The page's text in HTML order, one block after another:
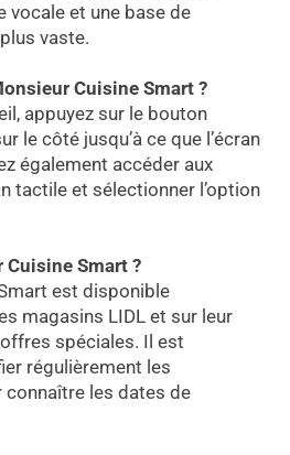
vocale et une base de
vaste.
Cuisine Smart ?
appuyez sur le bouton
le côté jusqu’à ce que l’écran
également accéder aux
tactile et sélectionner l’option
Smart ?
est disponible
magasins LIDL et sur leur
spéciales. Il est
régulièrement les
les dates de